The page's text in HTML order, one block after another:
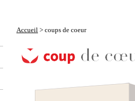
Accueil > coups de coeur